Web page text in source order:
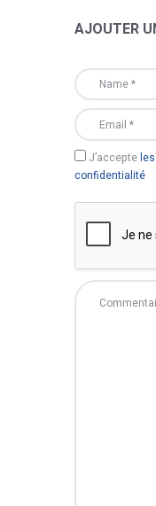
AJOUTER
J’accepte
confidentialité